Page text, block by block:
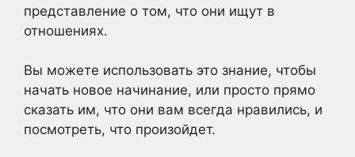
представление о том, что они ищут в
отношениях.
Вы можете использовать это знание, чтобы
начать новое начинание, или просто прямо
сказать им, что они вам всегда нравились, и
посмотреть, что произойдет.